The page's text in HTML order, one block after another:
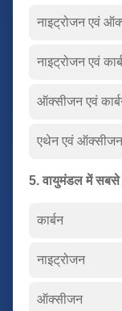
नाइट्रोजन एवं
नाइट्रोजन एवं
ऑक्सीजन एवं
एथेन एवं ऑक्सीजन
5. वायुमंडल में
कार्बन
नाइट्रोजन
ऑक्सीजन